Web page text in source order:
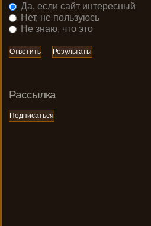
Да, если сайт интересный
Нет, не пользуюсь
Не знаю, что это
Рассылка